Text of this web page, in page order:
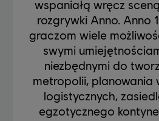
wspaniałą wręcz
rozgrywki Anno. Anno
graczom wiele
swymi
niezbędnymi do
metropolii, planowania
logistycznych,
egzotycznego